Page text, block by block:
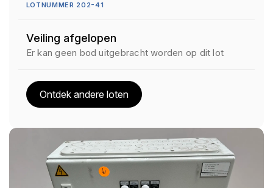
LOTNUMMER 202-41
Veiling afgelopen
Er kan geen bod uitgebracht worden op dit lot
Ontdek andere loten